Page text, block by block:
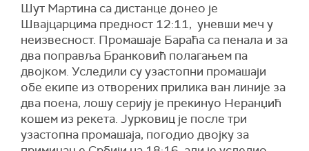
Шут Мартина са дистанце донео је
Швајцарцима предност 12:11, уневши меч у
неизвесност. Промашаје Бараћа са пенала и за
два поправља Бранковић полагањем па
двојком. Уследили су узастопни промашаји
обе екипе из отворених прилика ван линије за
два поена, лошу серију је прекинуо Неранџић
кошем из рекета. Јурковиц је после три
узастопна промашаја, погодио двојку за